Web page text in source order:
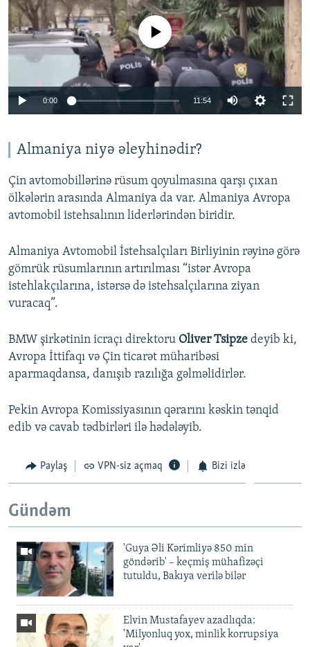
720p 1080p
No media source currently available
0:00 11:54 Auto
720p
Almaniya niyə əleyhinədir?
Çin avtomobillərinə rüsum qoyulmasına qarşı çıxan
ölkələrin arasında Almaniya da var. Almaniya Avropa
avtomobil istehsalının liderlərindən biridir.
Almaniya Avtomobil İstehsalçıları Birliyinin rəyinə görə
gömrük rüsumlarının artırılması “istər Avropa
istehlakçılarına, istərsə də istehsalçılarına ziyan
vuracaq”.
BMW şirkətinin icraçı direktoru Oliver Tsipze deyib ki,
Avropa İttifaqı və Çin ticarət müharibəsi
aparmaqdansa, danışıb razılığa gəlməlidirlər.
Pekin Avropa Komissiyasının qərarını kəskin tənqid
edib və cavab tədbirləri ilə hədələyib.
Paylaş VPN-siz açmaq Bizi izlə
Gündəm
'Guya Əli Kərimliyə 850 min
göndərib' – keçmiş mühafizəçi
tutuldu, Bakıya verilə bilər
Elvin Mustafayev azadlıqda:
'Milyonluq yox, minlik korrupsiya